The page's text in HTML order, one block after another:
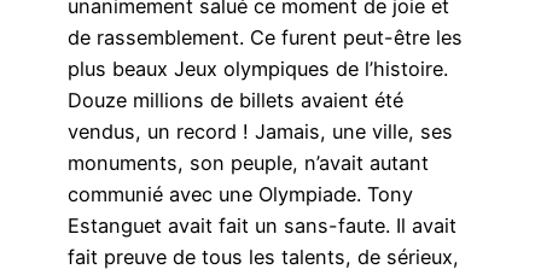
unanimement salué ce moment de joie et
de rassemblement. Ce furent peut-être les
plus beaux Jeux olympiques de l’histoire.
Douze millions de billets avaient été
vendus, un record ! Jamais, une ville, ses
monuments, son peuple, n’avait autant
communié avec une Olympiade. Tony
Estanguet avait fait un sans-faute. Il avait
fait preuve de tous les talents, de sérieux,